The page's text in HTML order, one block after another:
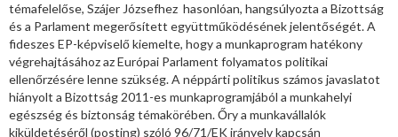
témafelelőse, Szájer Józsefhez hasonlóan, hangsúlyozta a Bizottság
és a Parlament megerősített együttműködésének jelentőségét. A
fideszes EP-képviselő kiemelte, hogy a munkaprogram hatékony
végrehajtásához az Európai Parlament folyamatos politikai
ellenőrzésére lenne szükség. A néppárti politikus számos javaslatot
hiányolt a Bizottság 2011-es munkaprogramjából a munkahelyi
egészség és biztonság témakörében. Őry a munkavállalók
kiküldetéséről (posting) szóló 96/71/EK irányelv kapcsán